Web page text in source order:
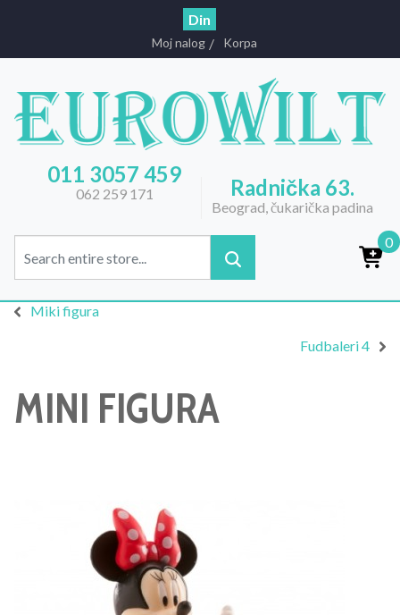
Din
Moj nalog Korpa
011 3057 459
062 259 171 Radnička 63.
Beograd, čukarička padina
0
Miki figura
Fudbaleri 4
MINI FIGURA